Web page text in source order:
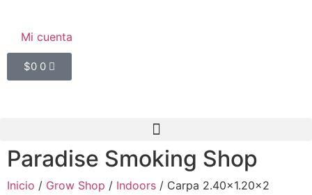
Mi cuenta
$0 0
Paradise Smoking Shop
Inicio / Grow Shop / Indoors / Carpa 2.40×1.20×2